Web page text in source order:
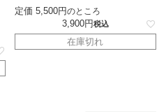
定価 5,500 のところ
3,900 税込
在庫切れ